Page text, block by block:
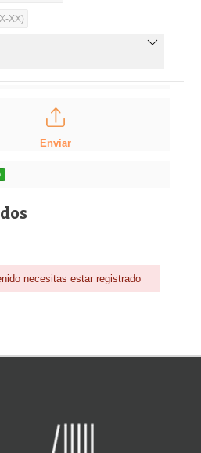
XX)
Enviar
necesitas estar registrado